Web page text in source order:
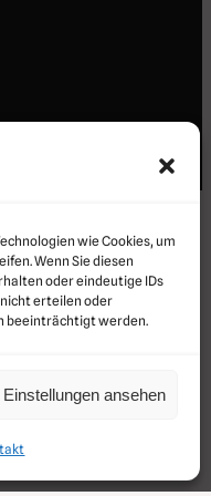
wie Cookies, um
Wenn Sie diesen
oder eindeutige IDs
erteilen oder
beeinträchtigt werden.
Einstellungen ansehen